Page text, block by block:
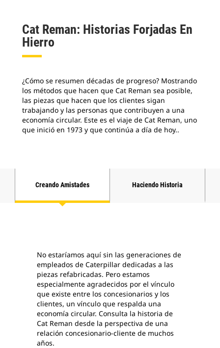
Cat Reman: Historias Forjadas En
Hierro
¿Cómo se resumen décadas de progreso? Mostrando
los métodos que hacen que Cat Reman sea posible,
las piezas que hacen que los clientes sigan
trabajando y las personas que contribuyen a una
economía circular. Este es el viaje de Cat Reman, uno
que inició en 1973 y que continúa a día de hoy..
Creando Amistades Haciendo Historia
No estaríamos aquí sin las generaciones de
empleados de Caterpillar dedicadas a las
piezas refabricadas. Pero estamos
especialmente agradecidos por el vínculo
que existe entre los concesionarios y los
clientes, un vínculo que respalda una
economía circular. Consulta la historia de
Cat Reman desde la perspectiva de una
relación concesionario-cliente de muchos
años.